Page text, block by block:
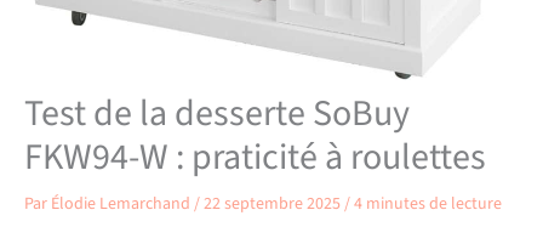
Test de la desserte SoBuy
FKW94-W : praticité à roulettes
Par Élodie Lemarchand /22 septembre 2025/4 minutes de lecture